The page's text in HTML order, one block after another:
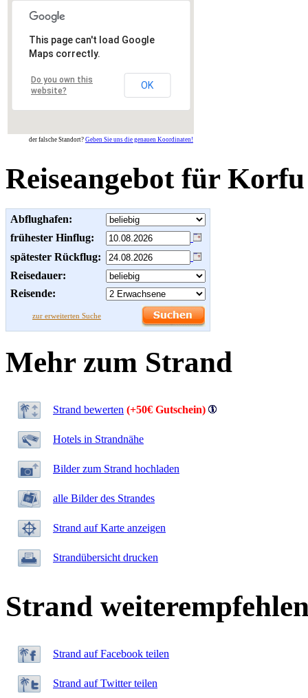
This page can't load Google
Maps correctly.
Do you own this
website?
OK
der falsche Standort? Geben Sie uns die genauen Koordinaten!
Reiseangebot für Korfu
Abflughafen:
frühester Hinflug:
spätester Rückflug:
Reisedauer:
Reisende:
zur erweiterten Suche
Mehr zum Strand
Strand bewerten (+50€ Gutschein)
Hotels in Strandnähe
Bilder zum Strand hochladen
alle Bilder des Strandes
Strand auf Karte anzeigen
Strandübersicht drucken
Strand
Strand auf Facebook teilen
Strand auf Twitter teilen